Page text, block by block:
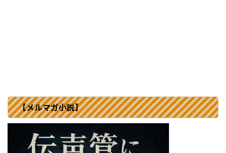
【メルマガ小説】